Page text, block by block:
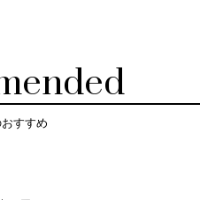
すすめ